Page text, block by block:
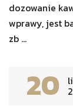
dozowanie
wprawy, jest
zb ...
20